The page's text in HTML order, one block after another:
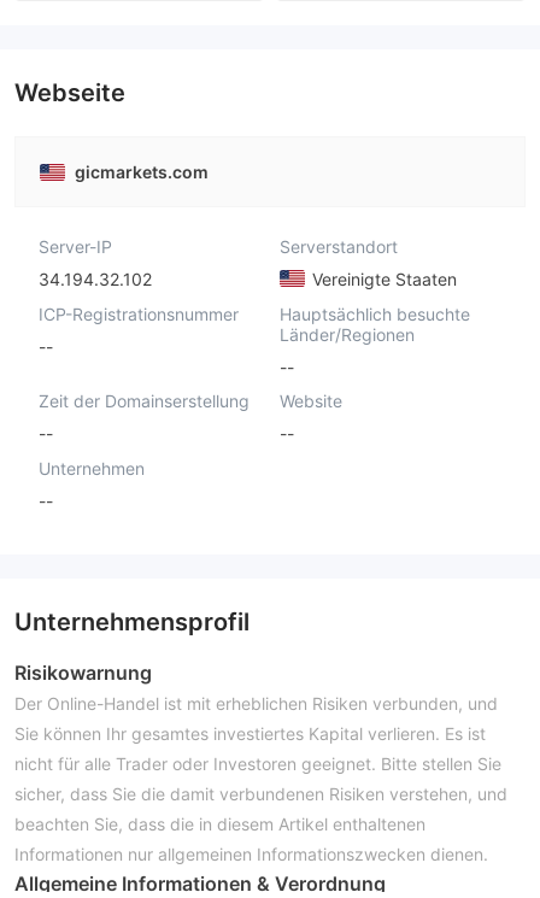
Webseite
gicmarkets.com
Server-IP
34.194.32.102
Serverstandort
Vereinigte Staaten
ICP-Registrationsnummer
--
Hauptsächlich besuchte
Länder/Regionen
--
Zeit der Domainserstellung
--
Website
--
Unternehmen
--
Unternehmensprofil
Risikowarnung
Der Online-Handel ist mit erheblichen Risiken verbunden, und
Sie können Ihr gesamtes investiertes Kapital verlieren. Es ist
nicht für alle Trader oder Investoren geeignet. Bitte stellen Sie
sicher, dass Sie die damit verbundenen Risiken verstehen, und
beachten Sie, dass die in diesem Artikel enthaltenen
Informationen nur allgemeinen Informationszwecken dienen.
Allgemeine Informationen & Verordnung